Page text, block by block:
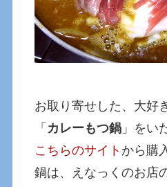
お取り寄せした、大好
「 カレーもつ鍋 」をい
こちらのサイト から購
鍋は、えなっくのお店